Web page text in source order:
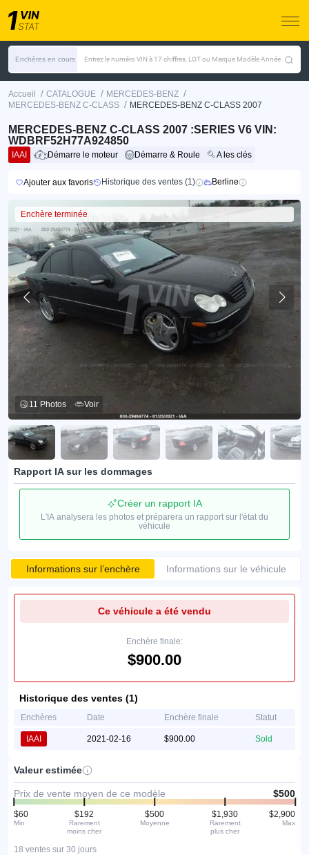
Enchères en cours Entrez le numéro VIN à 17 chiffres, LOT ou Marque Modèle Année
Accueil / CATALOGUE / MERCEDES-BENZ /
MERCEDES-BENZ C-CLASS / MERCEDES-BENZ C-CLASS 2007
MERCEDES-BENZ C-CLASS 2007 :SERIES V6 VIN:
WDBRF52H77A924850
IAAI Démarre le moteur Démarre & Roule A les clés
Ajouter aux favoris Historique des ventes (1) Berline
Enchère terminée
11 Photos Voir
Rapport IA sur les dommages
Créer un rapport IA
L'IA analysera les photos et préparera un rapport sur l'état du
véhicule
Informations sur l’enchère Informations sur le véhicule
Ce véhicule a été vendu
Enchère finale:
$900.00
Historique des ventes (1)
Enchères Date Enchère finale Statut
IAAI 2021-02-16 $900.00 Sold
Valeur estimée
Prix de vente moyen de ce modèle $500
$60
Min
$192
Rarement
moins cher
$500
Moyenne
$1,930
Rarement
plus cher
$2,900
Max
18 ventes sur 30 jours